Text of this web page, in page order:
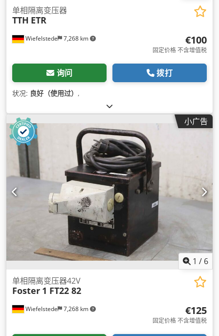
Wiefelstede 7,268 km
单相隔离变压器
TTH ETR
€100
固定价格 不含增值税
询问 拨打
状况: 良好（使用过） ,
小广告
1 / 6
Wiefelstede 7,268 km
单相隔离变压器42V
Foster 1 FT22 82
€125
固定价格 不含增值税